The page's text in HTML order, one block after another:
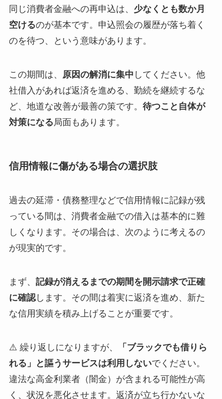
同じ消費者金融への再申込は、 少なくとも数か月
空けるのが基本です。申込照会の履歴が落ち着く
のを待つ、という意味があります。
この期間は、 原因の解消に集中 してください。他
社借入があれば返済を進める、勤続を継続するな
ど、地道な改善が最善の策です。 待つこと自体が
対策になる局面もあります。
信用情報に傷がある場合の選択肢
過去の延滞・債務整理などで信用情報に記録が残
っている間は、消費者金融での借入は基本的に難
しくなります。その場合は、次のように考えるの
が現実的です。
まず、 記録が消えるまでの期間を開示請求で正確
に確認します。その間は着実に返済を進め、新た
な信用実績を積み上げることが重要です。
⚠️ 繰り返しになりますが、
「ブラックでも借りら
れる」と謳うサービスは利用しないでください。
違法な高金利業者（闇金）が含まれる可能性が高
く、状況を悪化させます。返済が立ち行かないな